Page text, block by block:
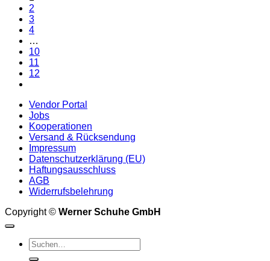
Optionen
können
Produktseite
gewählt
werden
2
3
4
…
10
11
12
Vendor Portal
Jobs
Kooperationen
Versand & Rücksendung
Impressum
Datenschutzerklärung (EU)
Haftungsausschluss
AGB
Widerrufsbelehrung
Copyright © Werner Schuhe GmbH
Suche
nach: